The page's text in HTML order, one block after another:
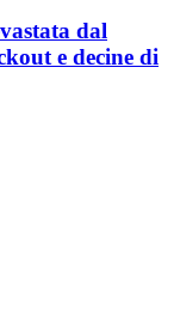
dal
e decine di